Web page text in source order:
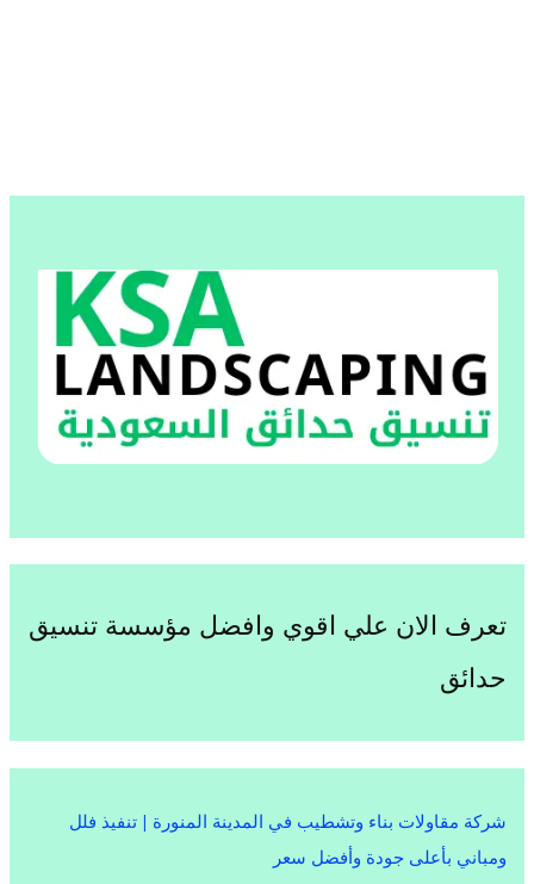
تعرف الان علي اقوي وافضل مؤسسة تنسيق
حدائق
شركة مقاولات بناء وتشطيب في المدينة المنورة | تنفيذ فلل
ومباني بأعلى جودة وأفضل سعر